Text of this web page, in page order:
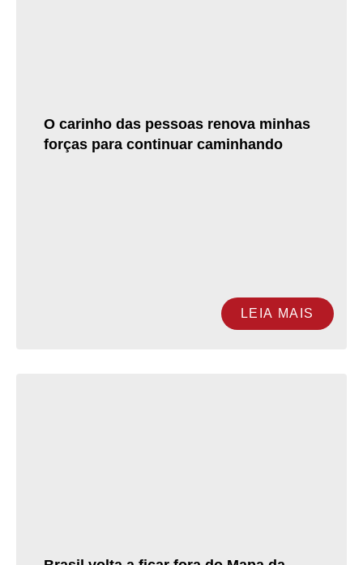
LEIA MAIS
O carinho das pessoas renova minhas
forças para continuar caminhando